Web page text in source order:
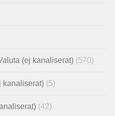
(ej kanaliserat) (570)
kanaliserat) (5)
(42)